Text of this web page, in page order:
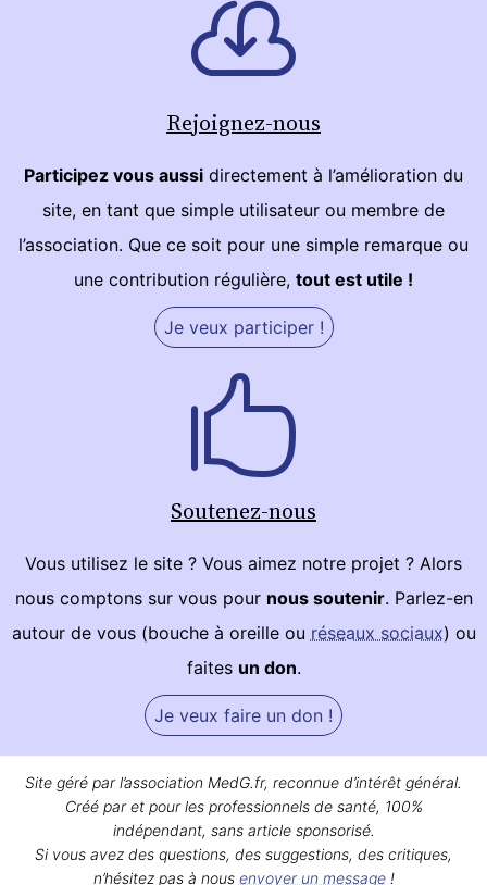
Rejoignez-nous
Participez vous aussi directement à l’amélioration du
site, en tant que simple utilisateur ou membre de
l’association. Que ce soit pour une simple remarque ou
une contribution régulière, tout est utile !
Je veux participer !
Soutenez-nous
Vous utilisez le site ? Vous aimez notre projet ? Alors
nous comptons sur vous pour nous soutenir. Parlez-en
autour de vous (bouche à oreille ou réseaux sociaux) ou
faites un don.
Je veux faire un don !
Site géré par l’association MedG.fr, reconnue d’intérêt général.
Créé par et pour les professionnels de santé, 100%
indépendant, sans article sponsorisé.
Si vous avez des questions, des suggestions, des critiques,
n’hésitez pas à nous envoyer un message!